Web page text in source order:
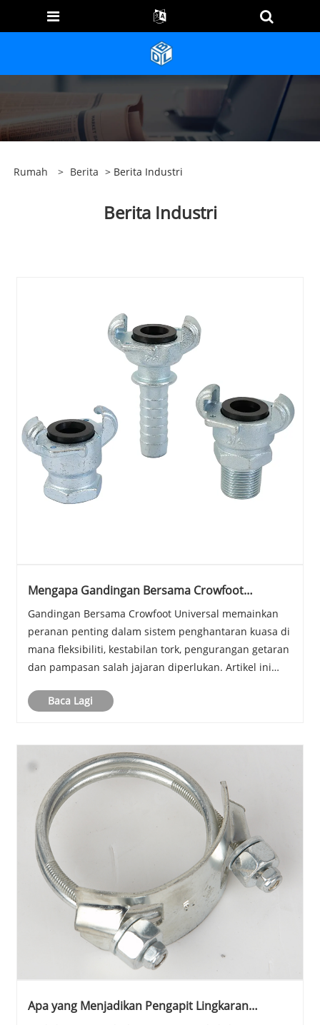
Rumah > Berita > Berita Industri
Berita Industri
Mengapa Gandingan Bersama Crowfoot
Perindustrian Moden?
Gandingan Bersama Crowfoot Universal memainkan
peranan penting dalam sistem penghantaran kuasa di
mana fleksibiliti, kestabilan tork, pengurangan getaran
dan pampasan salah jajaran diperlukan. Artikel ini
bahan, kaedah pemasangan, amalan penyele......
Baca Lagi
Apa yang Menjadikan Pengapit Lingkaran